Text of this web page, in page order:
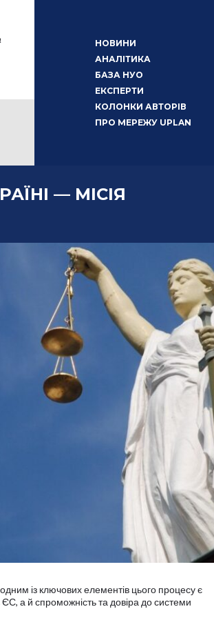
НОВИНИ
АНАЛІТИКА
БАЗА НУО
ЕКСПЕРТИ
КОЛОНКИ АВТОРІВ
ПРО МЕРЕЖУ UPLAN
— МІСІЯ
із ключових елементів цього процесу є
а й спроможність та довіра до системи